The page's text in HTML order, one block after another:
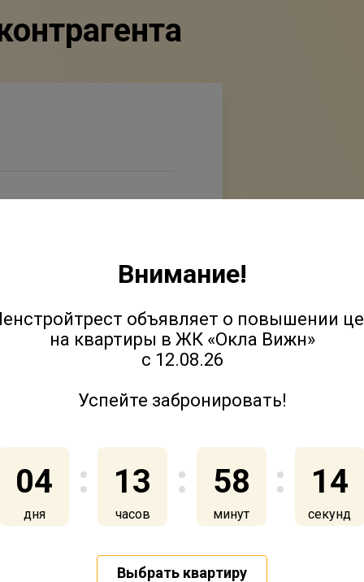
квалификационная
Внимание!
объявляет о повышении
на квартиры в ЖК «Окла Вижн»
с 12.08.26
Успейте забронировать!
04
дня
13
часов
58
минут
14
секунд
Выбрать квартиру